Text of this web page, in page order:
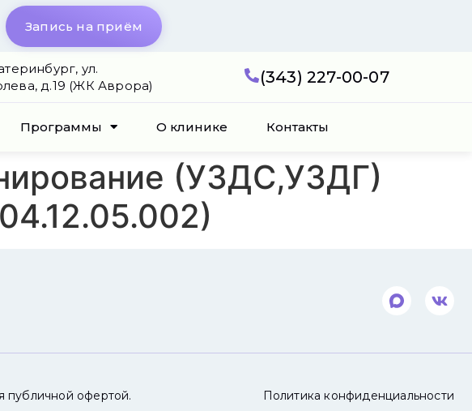
Запись на приём
ул.
д.19 (ЖК Аврора)
(343) 227-00-07
Программы О клинике Контакты
(УЗДС,УЗДГ)
публичной офертой. Политика конфиденциальности